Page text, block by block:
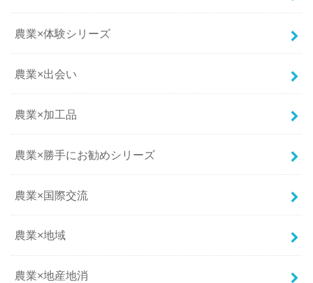
農業×体験シリーズ
農業×出会い
農業×加工品
農業×勝手にお勧めシリーズ
農業×国際交流
農業×地域
農業×地産地消